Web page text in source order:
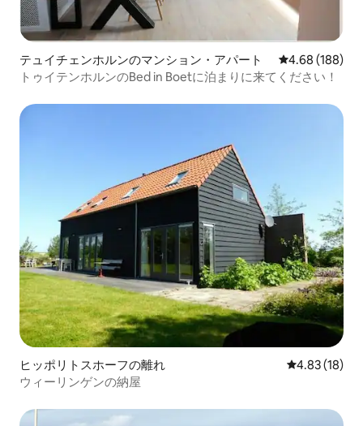
テュイチェンホルンのマンション・アパート レビュー188
4.68 (188)
トゥイテンホルンのBed in Boetに泊まりに来てください！
ヒッポリトスホーフの離れ レビュー18
4.83 (18)
ウィーリンゲンの納屋